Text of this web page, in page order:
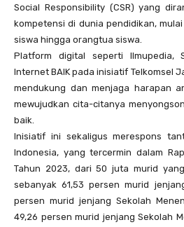
Social Responsibility (CSR) yang
kompetensi di dunia pendidikan,
siswa hingga orangtua siswa.
Platform digital seperti Ilmupedia,
Internet BAIK pada inisiatif Telkomsel
mendukung dan menjaga harapan
mewujudkan cita-citanya
baik.
Inisiatif ini sekaligus merespons
Indonesia, yang tercermin dalam
Tahun 2023, dari 50 juta murid
sebanyak 61,53 persen murid
persen murid jenjang Sekolah
49,26 persen murid jenjang Sekolah